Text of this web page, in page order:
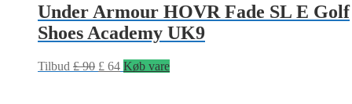
Under Armour HOVR Fade SL E Golf
Shoes Academy UK9
Tilbud £90 £ 64 Køb vare